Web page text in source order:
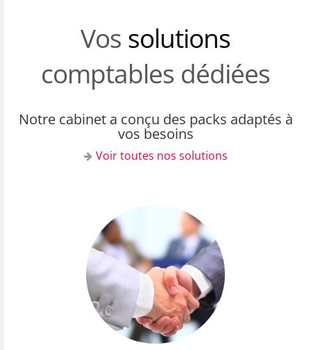
Vos solutions
comptables dédiées
Notre cabinet a conçu des packs adaptés à
vos besoins
Voir toutes nos solutions